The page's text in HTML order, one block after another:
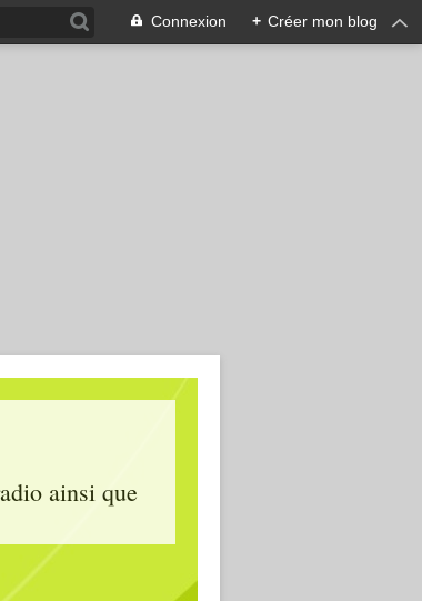
Connexion + Créer mon blog
ainsi que